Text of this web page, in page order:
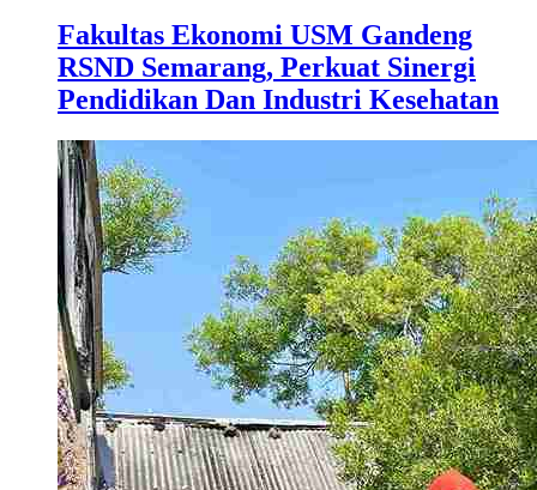
Fakultas Ekonomi USM Gandeng
RSND Semarang, Perkuat Sinergi
Pendidikan Dan Industri Kesehatan